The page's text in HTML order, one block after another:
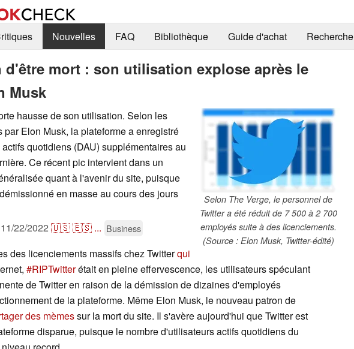
Nouvelles FAQ Bibliothèque Guide d'achat Recherche
d'être mort : son utilisation explose après le
Musk
Selon The Verge, le personnel de
Twitter a été réduit de 7 500 à 2 700
employés suite à des licenciements.
(Source : Elon Musk, Twitter-édité)
hausse de son utilisation. Selon les
Elon Musk, la plateforme a enregistré
quotidiens (DAU) supplémentaires au
Ce récent pic intervient dans un
quant à l'avenir du site, puisque
en masse au cours des jours
11/22/2022 🇺🇸🇪🇸 ... Business
des licenciements massifs chez Twitterqui
#RIPTwitterétait en pleine effervescence, les utilisateurs spéculant
de Twitter en raison de la démission de dizaines d'employés
de la plateforme. Même Elon Musk, le nouveau patron de
des mèmessur la mort du site. Il s'avère aujourd'hui que Twitter est
disparue, puisque le nombre d'utilisateurs actifs quotidiens du